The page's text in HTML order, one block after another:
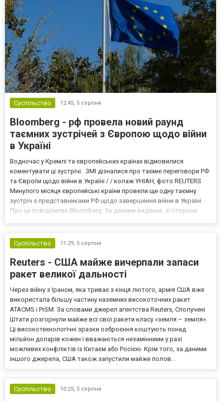
Суспільство 12:45, 5 серпня
Bloomberg - рф провела новий раунд
таємних зустрічей з Європою щодо війни
в Україні
Водночас у Кремлі та європейських країнах відмовилися
коментувати ці зустрічі. ЗМІ дізналися про таємні переговори РФ
та Європи щодо війни в Україні / / колаж УНІАН, фото REUTERS
Минулого місяця європейські країни провели ще одну таємну
зустріч з представниками РФ щодо завершення війни в Україні.
Про це повідомляє Bloomberg. За даними видання, зі сторони
Суспільство
11:29, 5 серпня
Reuters - США майже вичерпали запаси
ракет великої дальності
Через війну з Іраном, яка триває з кінця лютого, армія США вже
використала більшу частину наземних високоточних ракет
ATACMS і PrSM. За словами джерел агентства Reuters, Сполучені
Штати розгорнули майже всі свої ракети класу «земля – земля».
Ці високотехнологічні зразки озброєння коштують понад
мільйон доларів кожен і вважаються незамінними у разі
можливих конфліктів із Китаєм або Росією. Крім того, за даними
іншого джерела, США також запустили майже полов...
Суспільство 10:25, 5 серпня